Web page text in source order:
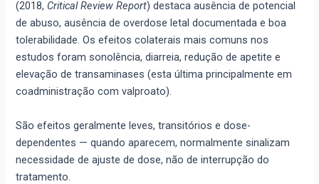
(2018, Critical Review Report) destaca ausência de potencial
de abuso, ausência de overdose letal documentada e boa
tolerabilidade. Os efeitos colaterais mais comuns nos
estudos foram sonolência, diarreia, redução de apetite e
elevação de transaminases (esta última principalmente em
coadministração com valproato).
São efeitos geralmente leves, transitórios e dose-
dependentes — quando aparecem, normalmente sinalizam
necessidade de ajuste de dose, não de interrupção do
tratamento.